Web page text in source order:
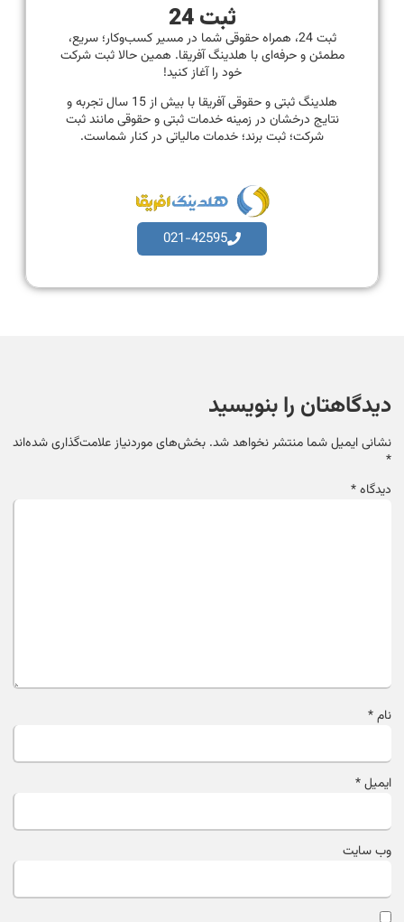
ثبت 24
ثبت 24، همراه حقوقی شما در مسیر کسب‌وکار؛ سریع،
مطمئن و حرفه‌ای با هلدینگ آفریقا. همین حالا ثبت شرکت
خود را آغاز کنید!
هلدینگ ثبتی و حقوقی آفریقا با بیش از 15 سال تجربه و
نتایج درخشان در زمینه خدمات ثبتی و حقوقی مانند ثبت
شرکت؛ ثبت برند؛ خدمات مالیاتی در کنار شماست.
021-42595
دیدگاهتان را بنویسید
نشانی ایمیل شما منتشر نخواهد شد. بخش‌های موردنیاز علامت‌گذاری شده‌اند
*
دیدگاه*
نام*
ایمیل*
وب‌ سایت